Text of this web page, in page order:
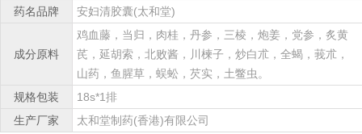
药名品牌 安妇清胶囊(太和堂)
成分原料
鸡血藤，当归，肉桂，丹参，三棱，炮姜，党参，炙黄
芪，延胡索，北败酱，川楝子，炒白朮，全蝎，莪朮，
山药，鱼腥草，蜈蚣，芡实，土鳖虫。
规格包装
18s*1排
生产厂家
太和堂制药(香港)有限公司